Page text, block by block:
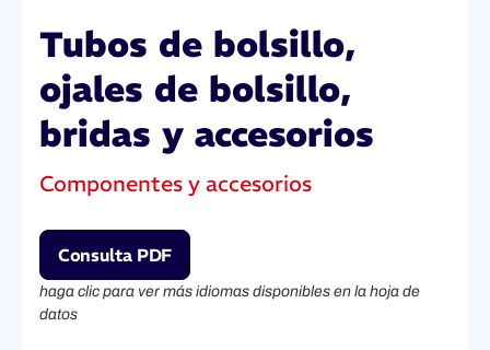
Tubos de bolsillo,
ojales de bolsillo,
bridas y accesorios
Componentes y accesorios
Consulta PDF
haga clic para ver más idiomas disponibles en la hoja de
datos